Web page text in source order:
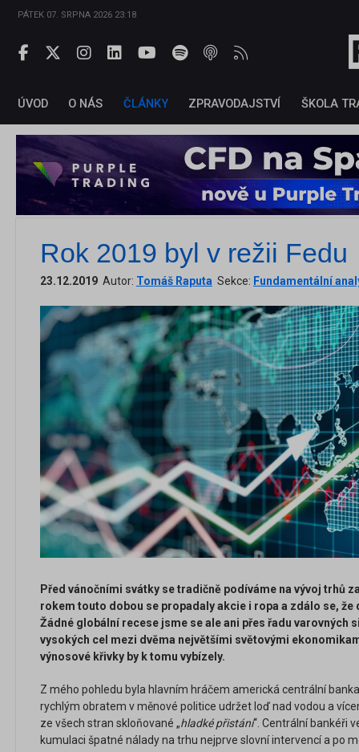
PÁTEK 07. SRPNA 2026 23:18
ÚVOD O NÁS ČLÁNKY ZPRAVODAJSTVÍ ŠKOLA
Rok 2019 byl v režii Fedu
23.12.2019 Autor: Tomáš Raputa Sekce: Fundamentální
Před vánočními svátky se tradičně podíváme na vývoj trhů
rokem touto dobou se propadaly akcie i ropa a zdálo se, že
Žádné globální recese jsme se ale ani přes řadu varovných
vysokých cel mezi dvěma největšími světovými
výnosové křivky by k tomu vybízely.
Z mého pohledu byla hlavním hráčem americká centrální
rychlým obratem v měnové politice udržet loď nad vodou a
ze všech stran skloňované „hladké přistání“. Centrální bankéři
kumulaci špatné nálady na trhu nejprve slovní intervencí a po